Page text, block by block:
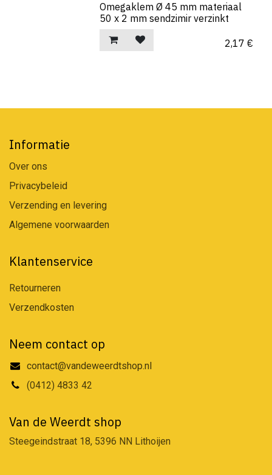
Omegaklem Ø 45 mm materiaal
50 x 2 mm sendzimir verzinkt
2,17 €
Informatie
Over ons
Privacybeleid
Verzending en levering
Algemene voorwaarden
Klantenservice
Retourneren
Verzendkosten
Neem contact op
contact@vandeweerdtshop.nl
(0412) 4833 42
Van de Weerdt shop
Steegeindstraat 18, 5396 NN Lithoijen